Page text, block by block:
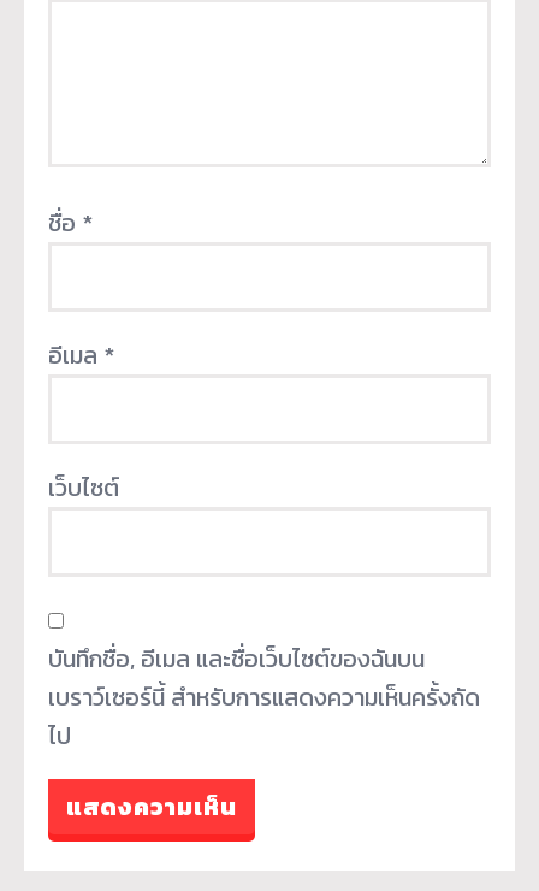
ชื่อ *
อีเมล *
เว็บไซต์
บันทึกชื่อ, อีเมล และชื่อเว็บไซต์ของฉันบน
เบราว์เซอร์นี้ สำหรับการแสดงความเห็นครั้งถัด
ไป